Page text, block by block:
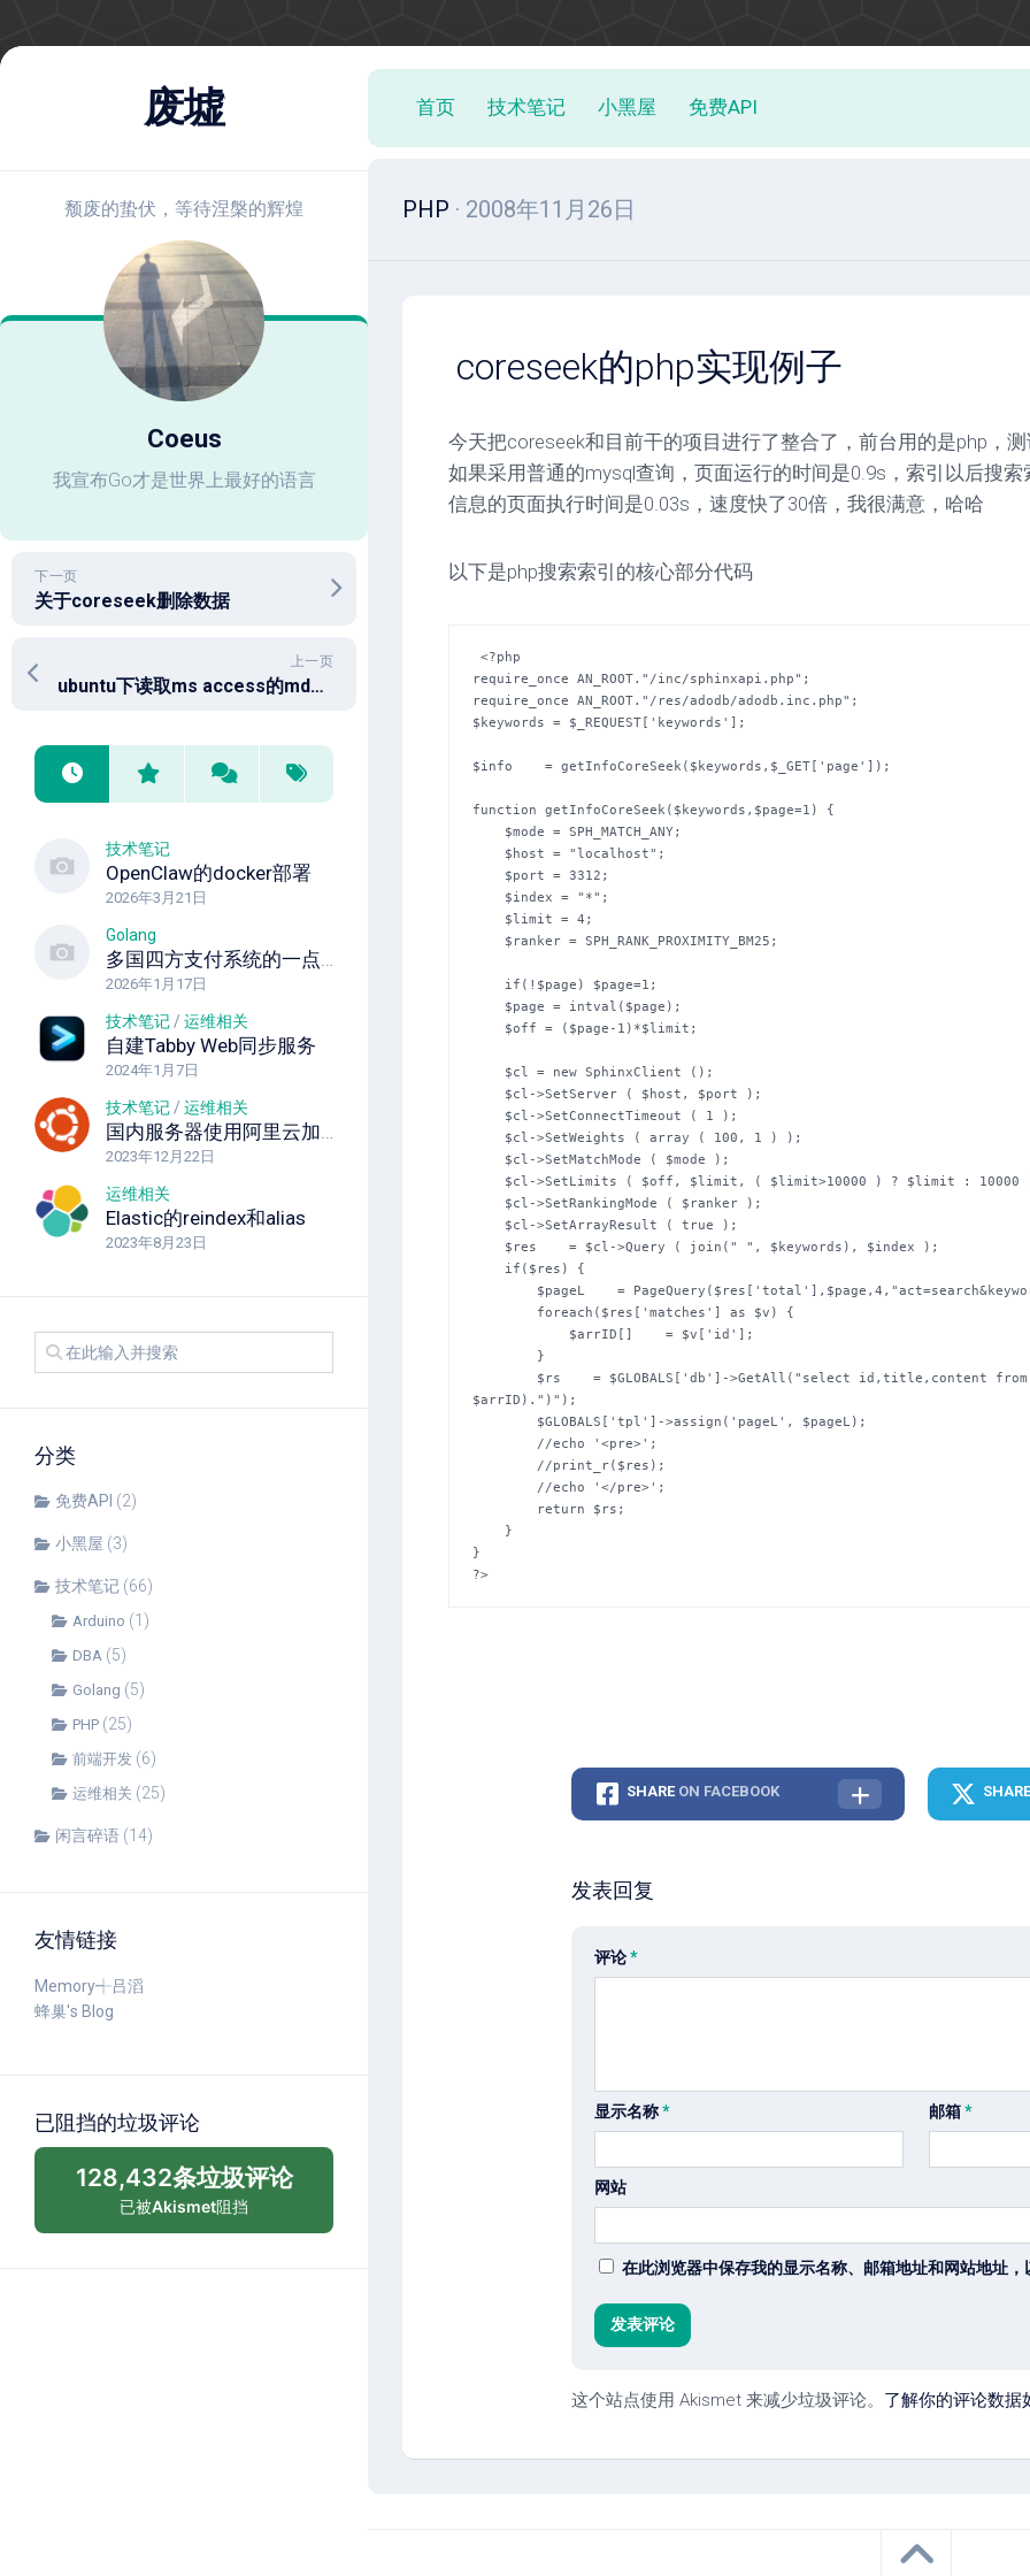
跳
废墟
颓废的蛰伏，等待涅槃的辉煌
Coeus
我宣布Go才是世界上最好的语言
下一页
关于coreseek删除数据
上一页
ubuntu下读取ms access的mdb文件
技术笔记
OpenClaw的docker部署
2026年3月21日
Golang
多国四方支付系统的一点经验
2026年1月17日
技术笔记 / 运维相关
自建Tabby Web同步服务
2024年1月7日
技术笔记 / 运维相关
国内服务器使用阿里云加速docker安装
2023年12月22日
运维相关
Elastic的reindex和alias
2023年8月23日
分类
免费API (2)
小黑屋 (3)
技术笔记 (66)
Arduino (1)
DBA (5)
Golang (5)
PHP (25)
前端开发 (6)
运维相关 (25)
闲言碎语 (14)
友情链接
Memory┽吕滔
蜂巢's Blog
已阻挡的垃圾评论
128,432条垃圾评论
已被Akismet阻挡
首页 技术笔记 小黑屋 免费API
PHP · 2008年11月26日
coreseek的php实现例子
今天把coreseek和目前干的项目进行了整合了，前台用的是php，
如果采用普通的mysql查询，页面运行的时间是0.9s，索引以后搜
信息的页面执行时间是0.03s，速度快了30倍，我很满意，哈哈
以下是php搜索索引的核心部分代码
require_once AN_ROOT."/inc/sphinxapi.php";
require_once AN_ROOT."/res/adodb/adodb.inc.php";
$keywords = $_REQUEST['keywords'];
$info    = getInfoCoreSeek($keywords,$_GET['page']);
function getInfoCoreSeek($keywords,$page=1) {
$arrID).")");
}
?>
SHARE ON FACEBOOK
发表回复
评论*
显示名称* 邮箱*
网站
在此浏览器中保存我的显示名称、邮箱地址和网站地址，
这个站点使用 Akismet 来减少垃圾评论。 了解你的评论数据